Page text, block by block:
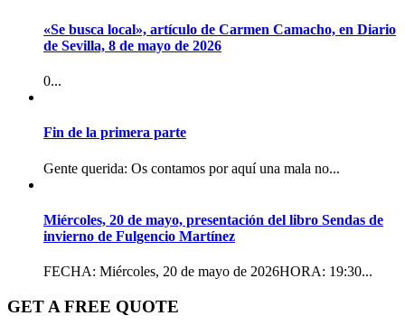
«Se busca local», artículo de Carmen Camacho, en Diario
de Sevilla, 8 de mayo de 2026
0...
Fin de la primera parte
Gente querida: Os contamos por aquí una mala no...
Miércoles, 20 de mayo, presentación del libro Sendas de
invierno de Fulgencio Martínez
FECHA: Miércoles, 20 de mayo de 2026HORA: 19:30...
GET A FREE QUOTE